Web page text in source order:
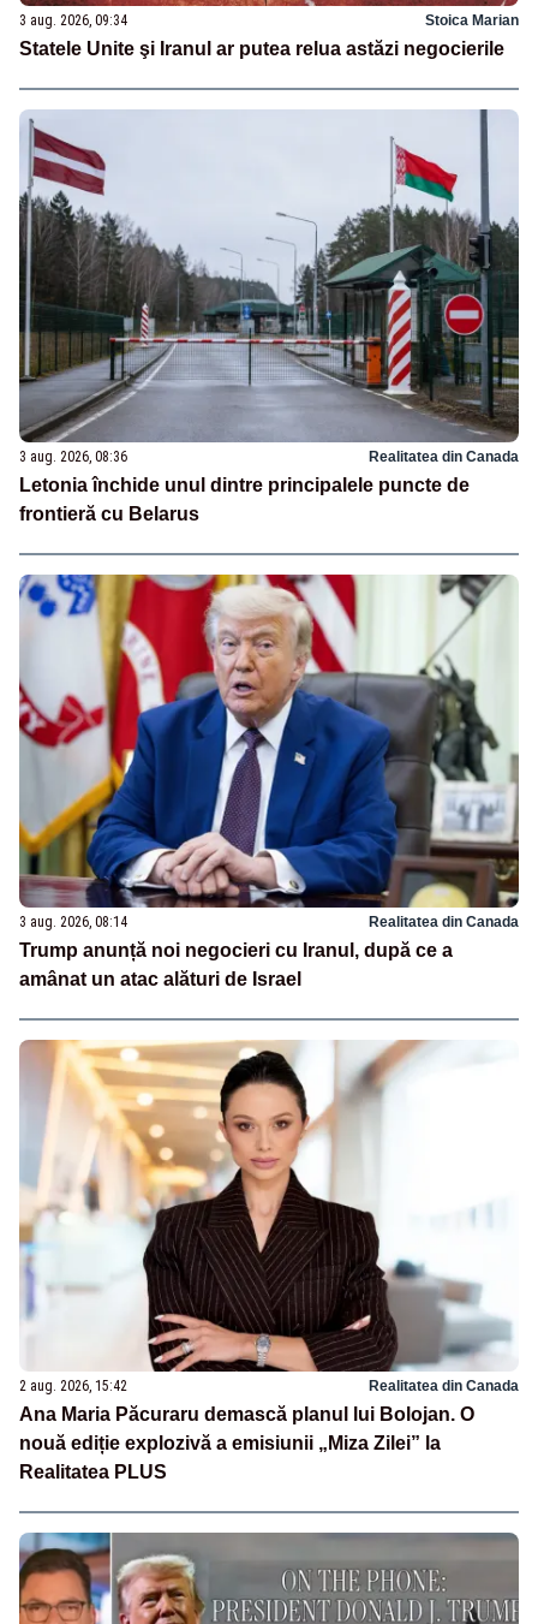
3 aug. 2026, 09:34 Stoica Marian
Statele Unite şi Iranul ar putea relua astăzi negocierile
3 aug. 2026, 08:36 Realitatea din Canada
Letonia închide unul dintre principalele puncte de
frontieră cu Belarus
3 aug. 2026, 08:14 Realitatea din Canada
Trump anunță noi negocieri cu Iranul, după ce a
amânat un atac alături de Israel
2 aug. 2026, 15:42 Realitatea din Canada
Ana Maria Păcuraru demască planul lui Bolojan. O
nouă ediție explozivă a emisiunii „Miza Zilei” la
Realitatea PLUS